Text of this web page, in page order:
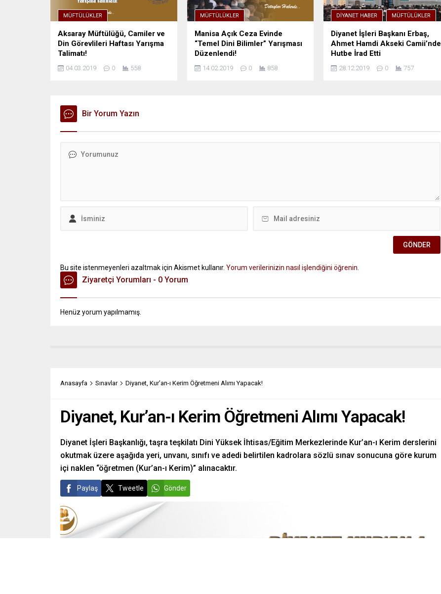
MÜFTÜLÜKLER
Aksaray Müftülüğü, Camiler ve
Din Görevlileri Haftası Yarışma
Talimatı!
04.03.2019 0 558
MÜFTÜLÜKLER
Manisa Açık Ceza Evinde
“Temel Dini Bilimler” Yarışması
Düzenlendi!
14.02.2019 0 858
DIYANET HABER MÜFTÜLÜKLER
Diyanet İşleri Başkanı Erbaş,
Ahmet Hamdi Akseki Camii’nde
Hutbe İrad Etti
28.12.2019 0 757
Bir Yorum Yazın
Bu site istenmeyenleri azaltmak için Akismet kullanır. Yorum verilerinizin nasıl işlendiğini öğrenin.
Ziyaretçi Yorumları - 0 Yorum
Henüz yorum yapılmamış.
Anasayfa Sınavlar Diyanet, Kur’an-ı Kerim Öğretmeni Alımı Yapacak!
Diyanet, Kur’an-ı Kerim Öğretmeni Alımı Yapacak!
Diyanet İşleri Başkanlığı, taşra teşkilatı Dini Yüksek İhtisas/Eğitim Merkezlerinde Kur’an-ı Kerim derslerini
okutmak üzere aşağıda yeri, unvanı, sınıfı ve adedi belirtilen kadrolara sözlü sınav sonucuna göre kurum
içi naklen “öğretmen (Kur’an-ı Kerim)” alınacaktır.
Paylaş Tweetle Gönder